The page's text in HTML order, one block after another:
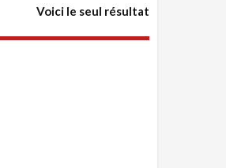
Voici le seul résultat